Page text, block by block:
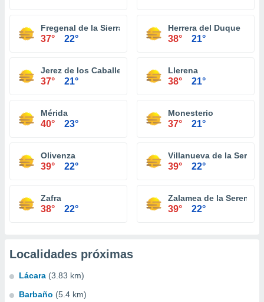
Fregenal de la Sierra
37° 22°
Herrera del Duque
38° 21°
Jerez de los Caballeros
37° 21°
Llerena
38° 21°
Mérida
40° 23°
Monesterio
37° 21°
Olivenza
39° 22°
Villanueva de la Serena
39° 22°
Zafra
38° 22°
Zalamea de la Serena
39° 22°
Localidades próximas
Lácara (3.83 km)
Barbaño (5.4 km)